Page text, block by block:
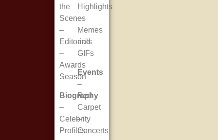
the
Scenes
–
Editorials
–
Awards
Season
Biography
–
Celebrity
Profiles
Highlights
–
Memes
and
GIFs
Events
–
Red
Carpet
–
Concerts